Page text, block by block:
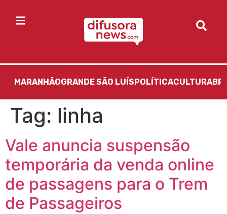
MARANHÃOGRANDE SÃO LUÍS POLÍTICACULTURA
Tag: linha
Vale anuncia suspensão
temporária da venda online
de passagens para o Trem
de Passageiros